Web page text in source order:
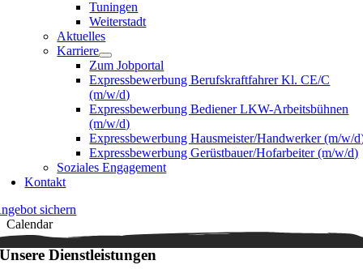
Tuningen
Weiterstadt
Aktuelles
Karriere
Zum Jobportal
Expressbewerbung Berufskraftfahrer Kl. CE/C
(m/w/d)
Expressbewerbung Bediener LKW-Arbeitsbühnen
(m/w/d)
Expressbewerbung Hausmeister/Handwerker (m/w/
Expressbewerbung Gerüstbauer/Hofarbeiter (m/w/d)
Soziales Engagement
Kontakt
sichern
Calendar
Unsere Dienstleistungen